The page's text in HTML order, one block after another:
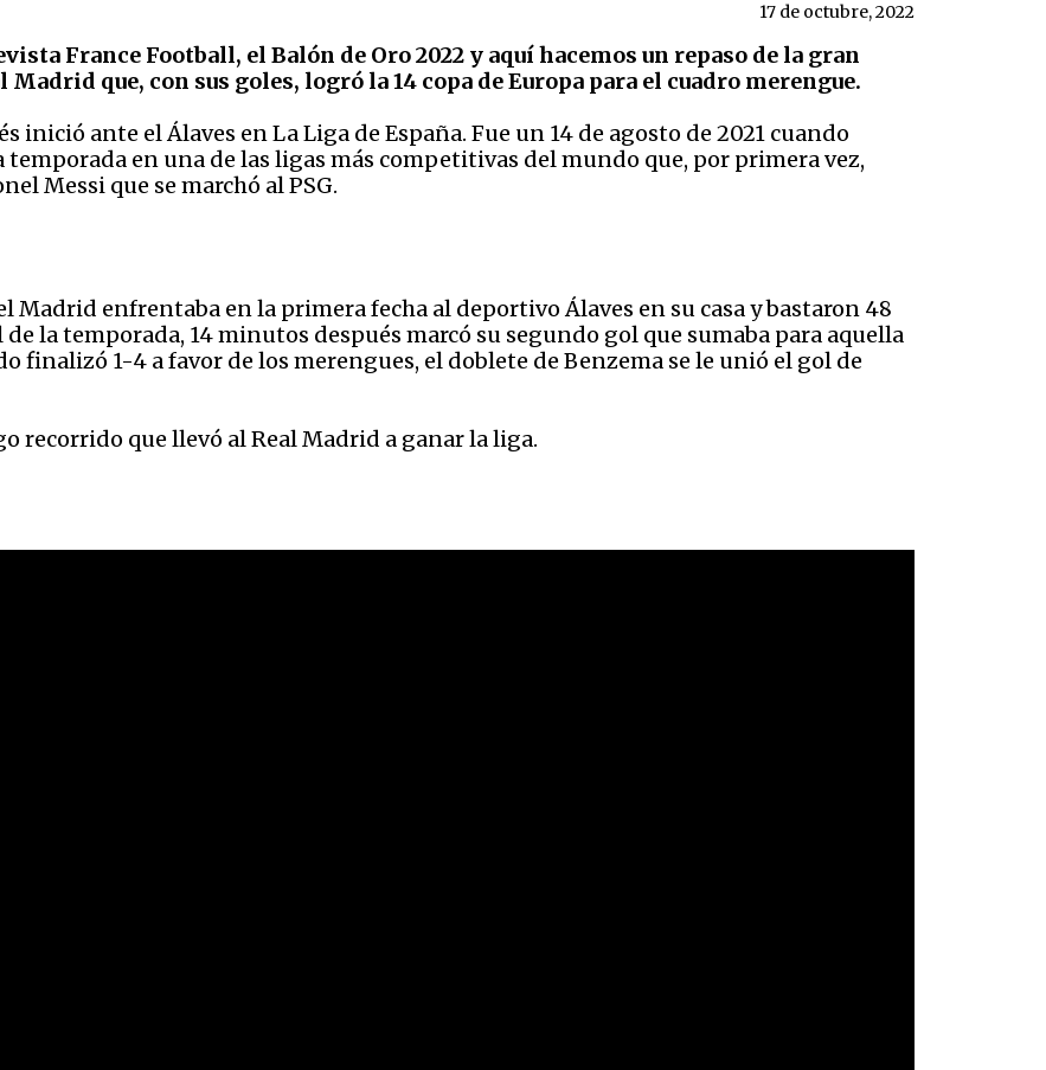
17 de octubre, 2022
France Football, el Balón de Oro 2022 y aquí hacemos un repaso de la gran
que, con sus goles, logró la 14 copa de Europa para el cuadro merengue.
inició ante el Álaves en La Liga de España. Fue un 14 de agosto de 2021 cuando
en una de las ligas más competitivas del mundo que, por primera vez,
Messi que se marchó al PSG.
Madrid enfrentaba en la primera fecha al deportivo Álaves en su casa y bastaron 48
la temporada, 14 minutos después marcó su segundo gol que sumaba para aquella
finalizó 1-4 a favor de los merengues, el doblete de Benzema se le unió el gol de
recorrido que llevó al Real Madrid a ganar la liga.